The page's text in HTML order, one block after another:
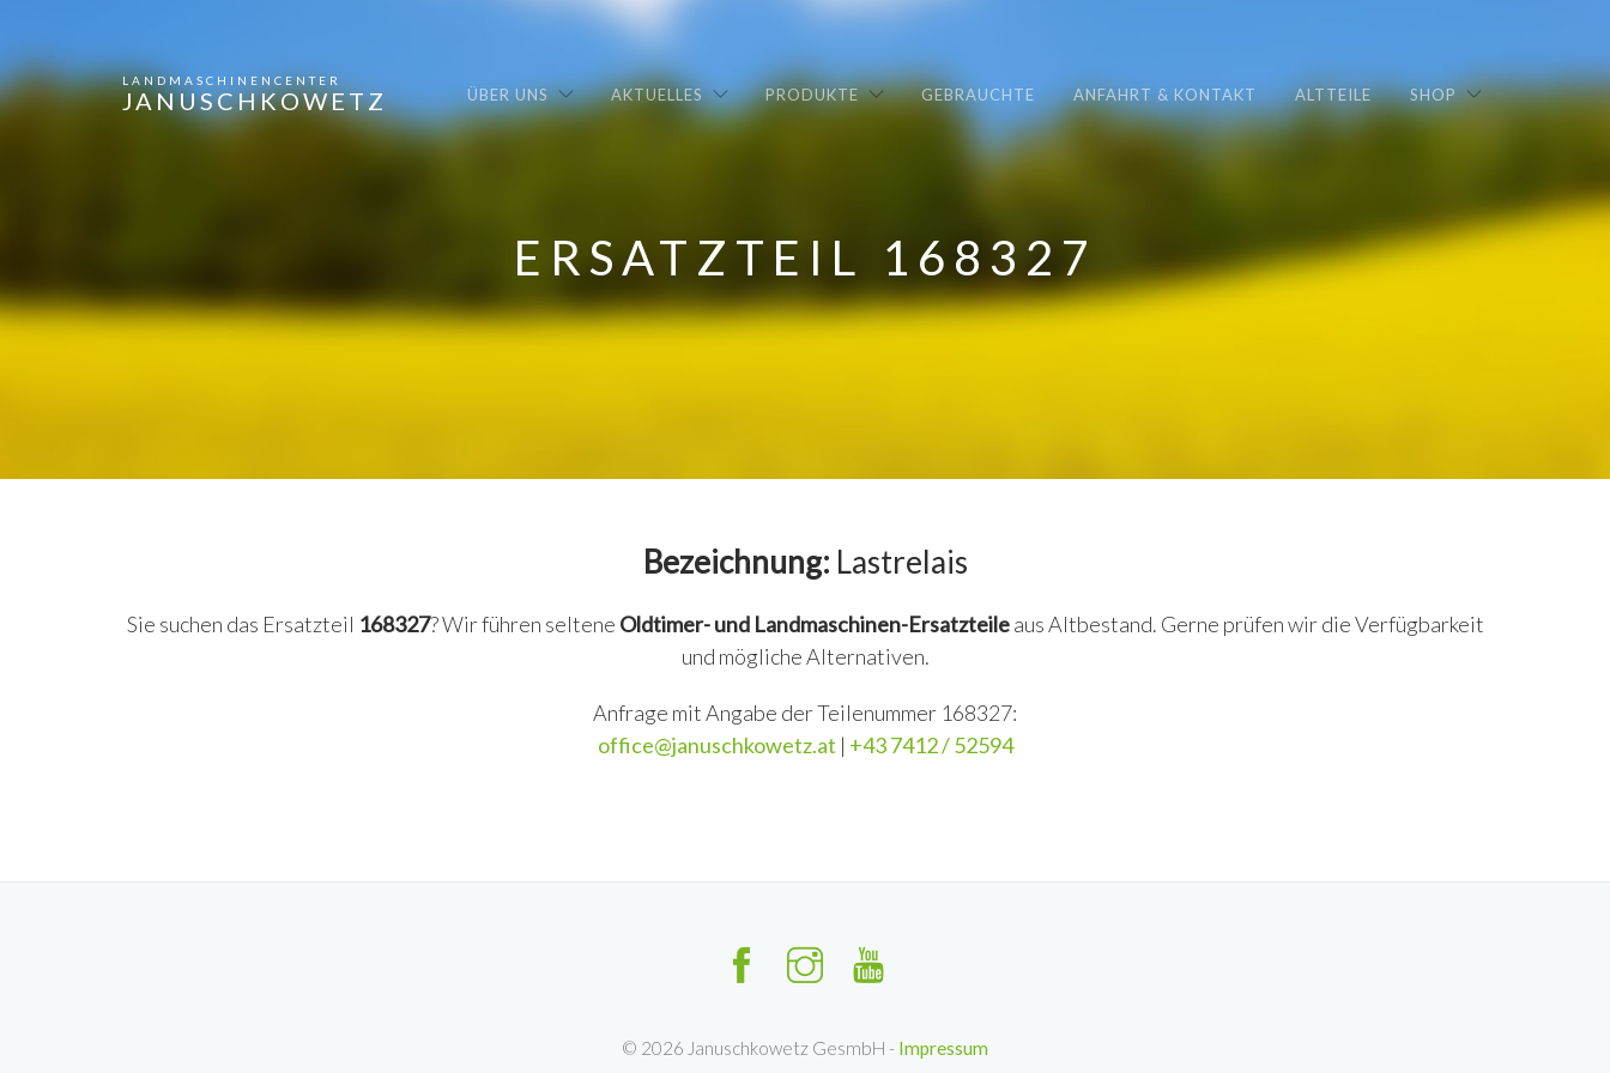
LANDMASCHINENCENTER
JANUSCHKOWETZ ÜBER UNS AKTUELLES PRODUKTE GEBRAUCHTE ANFAHRT & KONTAKT ALTTEILE SHOP
ERSATZTEIL 168327
Bezeichnung: Lastrelais
Sie suchen das Ersatzteil 168327? Wir führen seltene Oldtimer- und Landmaschinen-Ersatzteileaus Altbestand. Gerne prüfen wir die Verfügbarkeit
und mögliche Alternativen.
Anfrage mit Angabe der Teilenummer 168327:
office@januschkowetz.at | +43 7412 / 52594
© 2026 Januschkowetz GesmbH - Impressum